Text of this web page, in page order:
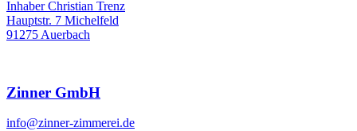
Inhaber Christian Trenz
Hauptstr. 7 Michelfeld
91275 Auerbach
Zinner GmbH
info@zinner-zimmerei.de